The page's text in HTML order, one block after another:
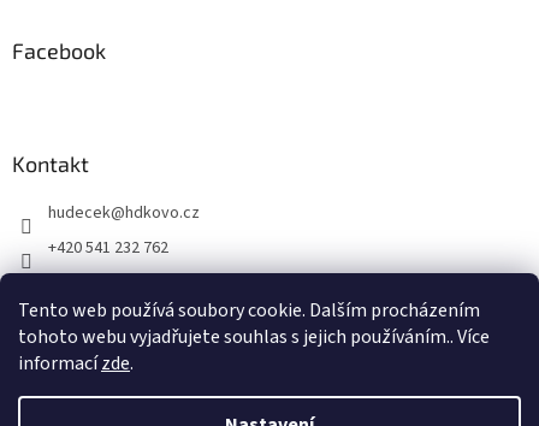
Tento web používá soubory cookie. Dalším procházením
tohoto webu vyjadřujete souhlas s jejich používáním.. Více
informacízde.
Facebook
Kontakt
hudecek@hdkovo.cz
+420 541 232 762
facebook H+D kovo s.r.o.